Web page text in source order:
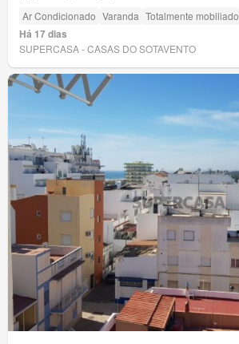
Ar Condicionado Varanda Totalmente mobiliado
Há 17 dias
SUPERCASA - CASAS DO SOTAVENTO